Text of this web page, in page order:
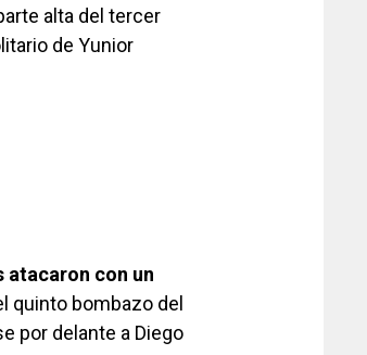
alta del tercer
de Yunior
atacaron con un
quinto bombazo del
por delante a Diego